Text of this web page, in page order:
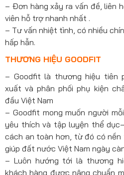
– Đơn hàng xảy ra vấn đề, liên
viên hỗ trợ nhanh nhất .
– Tư vấn nhiệt tình, có nhiều
hấp hẫn.
THƯƠNG HIỆU GOODFIT
– Goodfit là thương hiệu tiên
xuất và phân phối phụ kiện
đầu Việt Nam
– Goodfit mong muốn người
yêu thích và tập luyện thể
cách an toàn hơn, từ đó có
giúp đất nước Việt Nam ngày
– Luôn hướng tới là thương
khách hàng được nâng chuẩn